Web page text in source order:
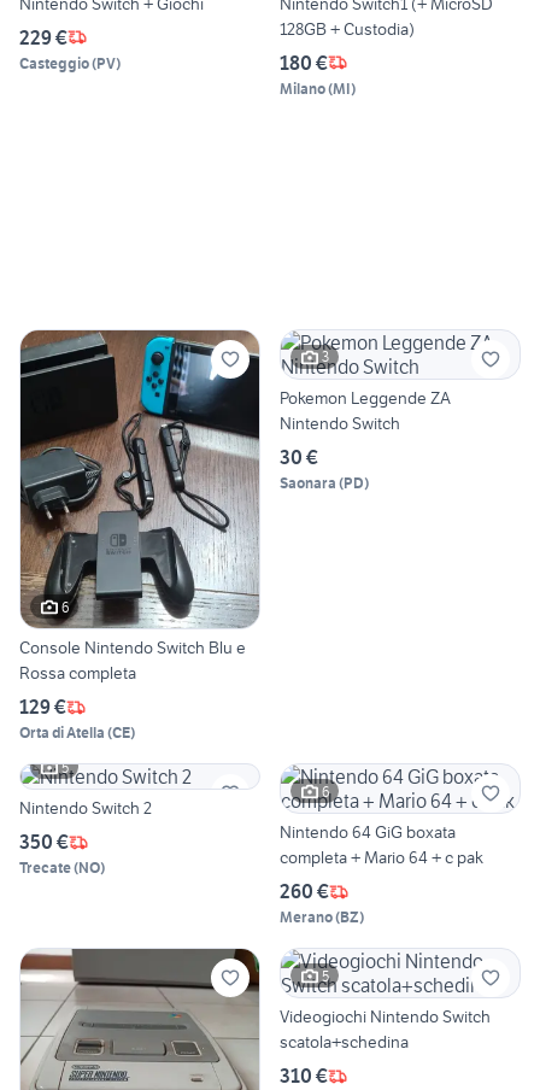
229 €
Casteggio(PV)
128GB + Custodia)
180 €
Milano(MI)
6
Console Nintendo Switch Blu e
Rossa completa
129 €
Orta di Atella (CE)
3
Pokemon Leggende ZA
Nintendo Switch
30 €
Saonara (PD)
5
Nintendo Switch 2
350 €
Trecate(NO)
6
Nintendo 64 GiG boxata
completa + Mario 64 + c pak
260 €
Merano(BZ)
5
Videogiochi Nintendo Switch
scatola+schedina
310 €